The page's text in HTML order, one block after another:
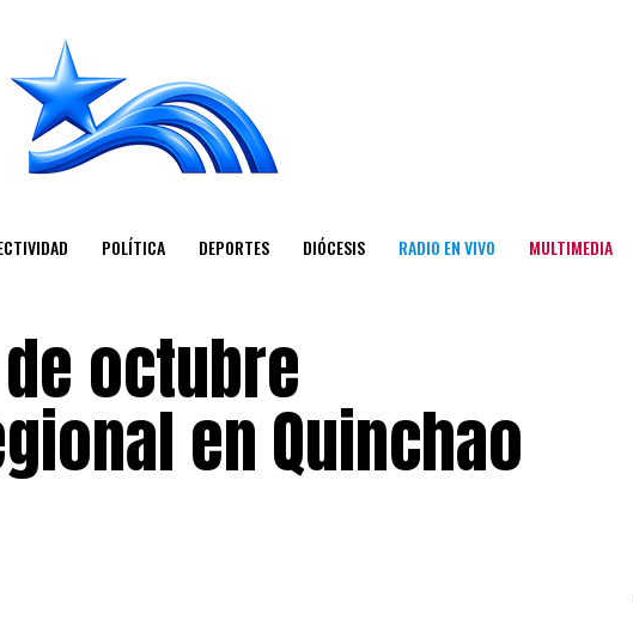
POLÍTICA DEPORTES DIÓCESIS RADIO EN VIVO MULTIMEDIA
octubre
en Quinchao